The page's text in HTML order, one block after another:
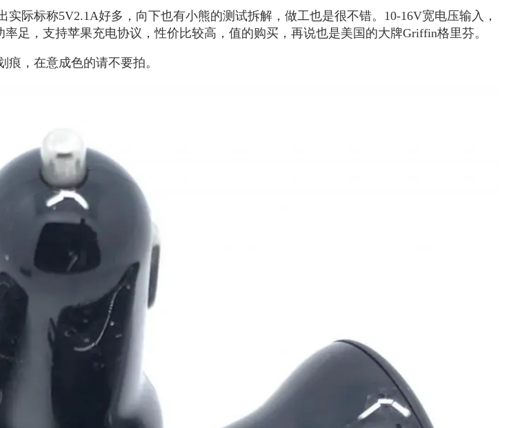
际标称5V2.1A好多，向下也有小熊的测试拆解，做工也是很不错。10-16V宽电压输入，
足，支持苹果充电协议，性价比较高，值的购买，再说也是美国的大牌Griffin格里芬。
，在意成色的请不要拍。